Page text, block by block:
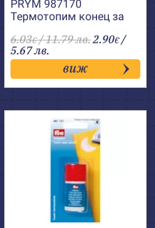
PRYM 987170
Термотопим конец за
6.03€/ 11.79 лв.2.90€ /
5.67 лв.
виж